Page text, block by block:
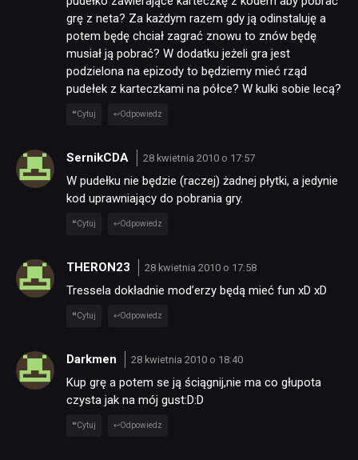
grę z neta? Za każdym razem gdy ją odinstaluję a
potem będę chciał zagrać znowu to znów będę
musiał ją pobrać? W dodatku jeżeli gra jest
podzielona na epizody to będziemy mieć rząd
pudełek z karteczkami na półce? W kulki sobie lecą?
Cytuj Odpowiedz
SernikCDA 28 kwietnia 2010 o 17:57
W pudełku nie będzie (raczej) żadnej płytki, a jedynie
kod uprawniający do pobrania gry.
Cytuj Odpowiedz
THERON23 28 kwietnia 2010 o 17:58
Tressela dokładnie mod’erzy będą mieć fun xD xD
Cytuj Odpowiedz
Darkmen 28 kwietnia 2010 o 18:40
Kup grę a potem se ją ściągnij,nie ma co głupota
czysta jak na mój gust:D:D
Cytuj Odpowiedz